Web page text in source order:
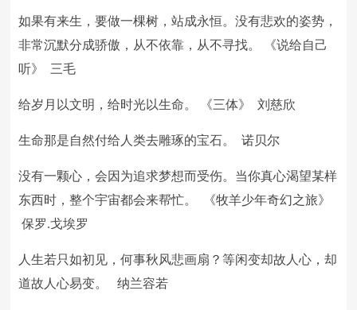
如果有来生，要做一棵树，站成永恒。没有悲欢的姿势，
非常沉默分成骄傲，从不依靠，从不寻找。 《说给自己
听》 三毛
给岁月以文明，给时光以生命。 《三体》 刘慈欣
生命那是自然付给人类去雕琢的宝石。 诺贝尔
没有一颗心，会因为追求梦想而受伤。当你真心渴望某样
东西时，整个宇宙都会来帮忙。 《牧羊少年奇幻之旅》
保罗.戈埃罗
人生若只如初见，何事秋风悲画扇？等闲变却故人心，却
道故人心易变。 纳兰容若